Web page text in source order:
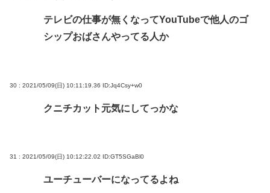
テレビの仕事が無くなってYouTubeで他人のゴ
シップおばさんやってる人か
30 : 2021/05/09(日) 10:11:19.36 ID:Jq4Csy+w0
クニチカット元気にしてっかな
31 : 2021/05/09(日) 10:12:22.02 ID:GT5SGaBl0
ユーチューバーになってるよね